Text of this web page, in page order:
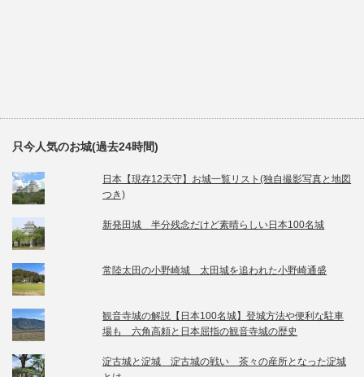
只今人気のお城(過去24時間)
日本【現存12天守】お城一覧リスト(独自撮影写真と地図
つき)
新発田城 半分残念だけど素晴らしい日本100名城
常陸太田の小野崎城 太田城を追われた小野崎通盛
観音寺城の解説【日本100名城】登城方法や便利な駐車
場も 六角高頼と日本屈指の観音寺城の歴史
淀古城と淀城 淀古城の戦い 茶々の産所となった淀城